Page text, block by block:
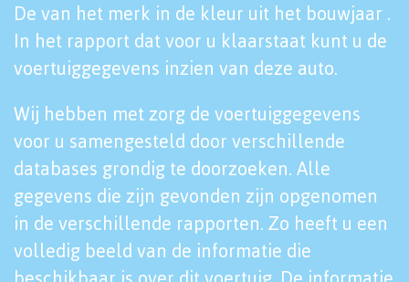
De van het merk in de kleur uit het bouwjaar .
In het rapport dat voor u klaarstaat kunt u de
voertuiggegevens inzien van deze auto.
Wij hebben met zorg de voertuiggegevens
voor u samengesteld door verschillende
databases grondig te doorzoeken. Alle
gegevens die zijn gevonden zijn opgenomen
in de verschillende rapporten. Zo heeft u een
volledig beeld van de informatie die